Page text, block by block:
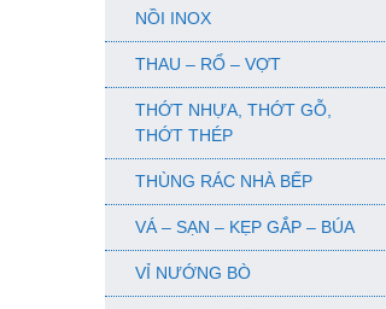
NỒI INOX
THAU – RỔ – VỢT
THỚT NHỰA, THỚT GỖ,
THỚT THÉP
THÙNG RÁC NHÀ BẾP
VÁ – SẠN – KẸP GẮP – BÚA
VỈ NƯỚNG BÒ